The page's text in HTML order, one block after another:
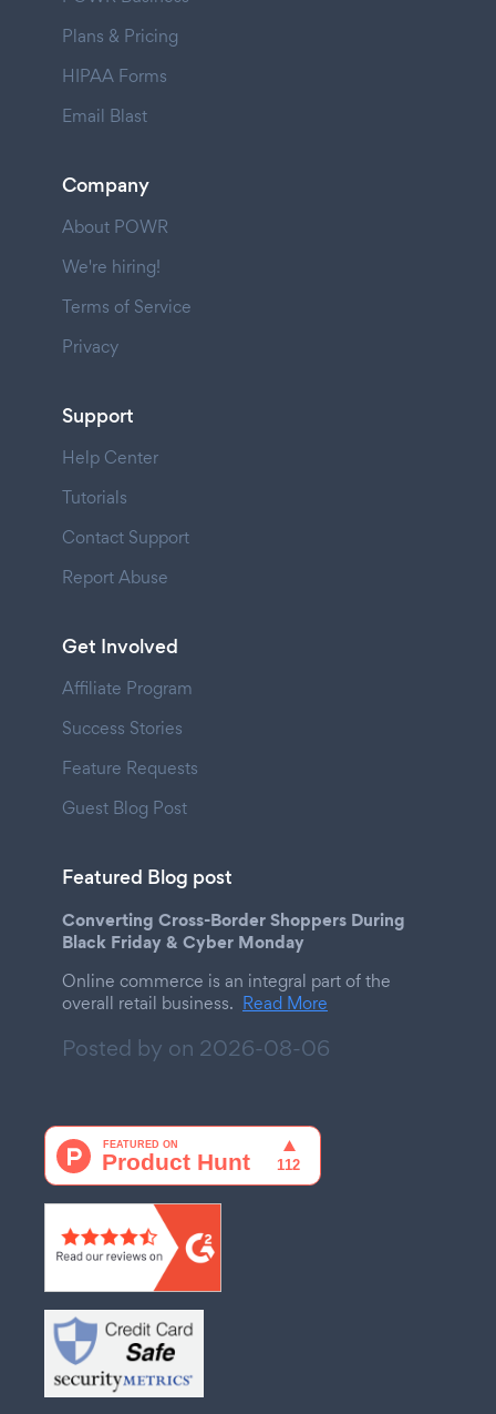
Plans & Pricing
HIPAA Forms
Email Blast
Company
About POWR
We're hiring!
Terms of Service
Privacy
Support
Help Center
Tutorials
Contact Support
Report Abuse
Get Involved
Affiliate Program
Success Stories
Feature Requests
Guest Blog Post
Featured Blog post
Converting Cross-Border Shoppers During
Black Friday & Cyber Monday
Online commerce is an integral part of the
overall retail business. Read More
Posted by on 2026-08-06